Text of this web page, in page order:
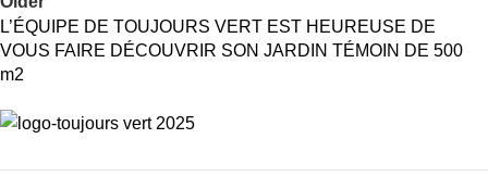
L’ÉQUIPE DE TOUJOURS VERT EST HEUREUSE DE
VOUS FAIRE DÉCOUVRIR SON JARDIN TÉMOIN DE 500
m2